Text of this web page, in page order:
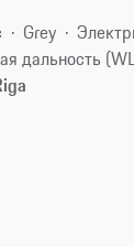
Grey
дальность